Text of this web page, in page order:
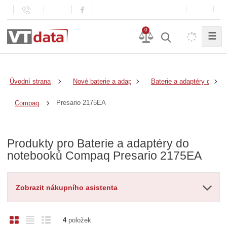
0
☰
Úvodní strana Nové baterie a adaptéry Baterie a adaptéry do
Compaq Presario 2175EA
Produkty pro Baterie a adaptéry do
notebooků Compaq Presario 2175EA
Zobrazit nákupního asistenta
O
Ř
4položek